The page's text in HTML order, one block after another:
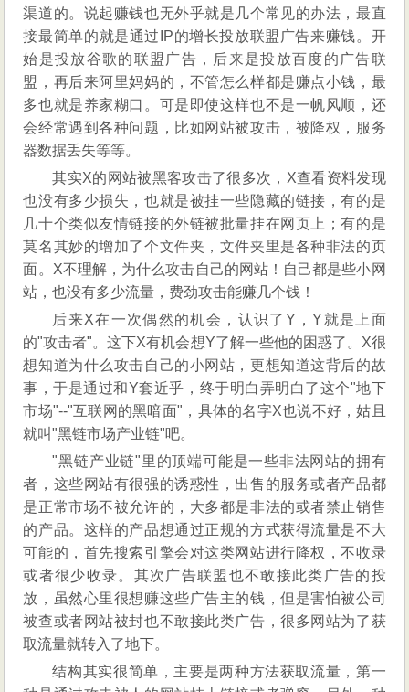
渠道的。说起赚钱也无外乎就是几个常见的办法，最直
接最简单的就是通过IP的增长投放联盟广告来赚钱。开
始是投放谷歌的联盟广告，后来是投放百度的广告联
盟，再后来阿里妈妈的，不管怎么样都是赚点小钱，最
多也就是养家糊口。可是即使这样也不是一帆风顺，还
会经常遇到各种问题，比如网站被攻击，被降权，服务
器数据丢失等等。
其实X的网站被黑客攻击了很多次，X查看资料发现
也没有多少损失，也就是被挂一些隐藏的链接，有的是
几十个类似友情链接的外链被批量挂在网页上；有的是
莫名其妙的增加了个文件夹，文件夹里是各种非法的页
面。X不理解，为什么攻击自己的网站！自己都是些小网
站，也没有多少流量，费劲攻击能赚几个钱！
后来X在一次偶然的机会，认识了Y，Y就是上面
的"攻击者"。这下X有机会想Y了解一些他的困惑了。X很
想知道为什么攻击自己的小网站，更想知道这背后的故
事，于是通过和Y套近乎，终于明白弄明白了这个"地下
市场"--"互联网的黑暗面"，具体的名字X也说不好，姑且
就叫"黑链市场产业链"吧。
"黑链产业链"里的顶端可能是一些非法网站的拥有
者，这些网站有很强的诱惑性，出售的服务或者产品都
是正常市场不被允许的，大多都是非法的或者禁止销售
的产品。这样的产品想通过正规的方式获得流量是不大
可能的，首先搜索引擎会对这类网站进行降权，不收录
或者很少收录。其次广告联盟也不敢接此类广告的投
放，虽然心里很想赚这些广告主的钱，但是害怕被公司
被查或者网站被封也不敢接此类广告，很多网站为了获
取流量就转入了地下。
结构其实很简单，主要是两种方法获取流量，第一